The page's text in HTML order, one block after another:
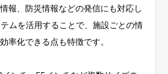
報、防災情報などの発信にも対応し
ムを活用することで、施設ごとの情
率化できる点も特徴です。